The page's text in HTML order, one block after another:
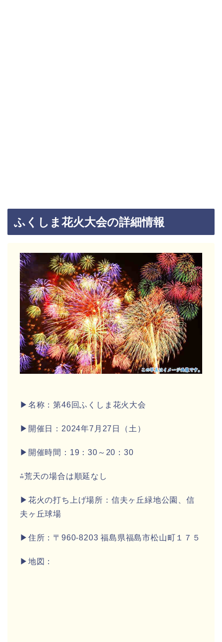
ふくしま花火大会の詳細情報
▶名称：第46回ふくしま花火大会
▶開催日：2024年7月27日（土）
▶開催時間：19：30～20：30
⁂荒天の場合は順延なし
▶花火の打ち上げ場所：信夫ヶ丘緑地公園、信
夫ヶ丘球場
▶住所：〒960-8203 福島県福島市松山町１７５
▶地図：